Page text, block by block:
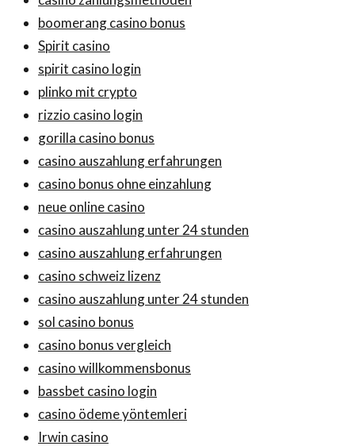
boomerang casino bonus
Spirit casino
spirit casino login
plinko mit crypto
rizzio casino login
gorilla casino bonus
casino auszahlung erfahrungen
casino bonus ohne einzahlung
neue online casino
casino auszahlung unter 24 stunden
casino auszahlung erfahrungen
casino schweiz lizenz
casino auszahlung unter 24 stunden
sol casino bonus
casino bonus vergleich
casino willkommensbonus
bassbet casino login
casino ödeme yöntemleri
Irwin casino